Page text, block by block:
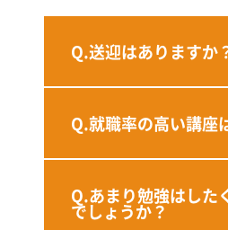
Q.送迎はありますか
Q.就職率の高い講座
Q.あまり勉強はした
でしょうか？